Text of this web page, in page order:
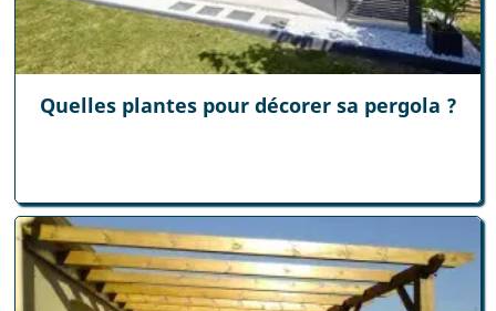
Quelles plantes pour décorer sa pergola ?